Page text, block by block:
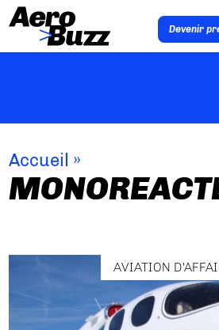
Devenir
Accueil »
AVIATION